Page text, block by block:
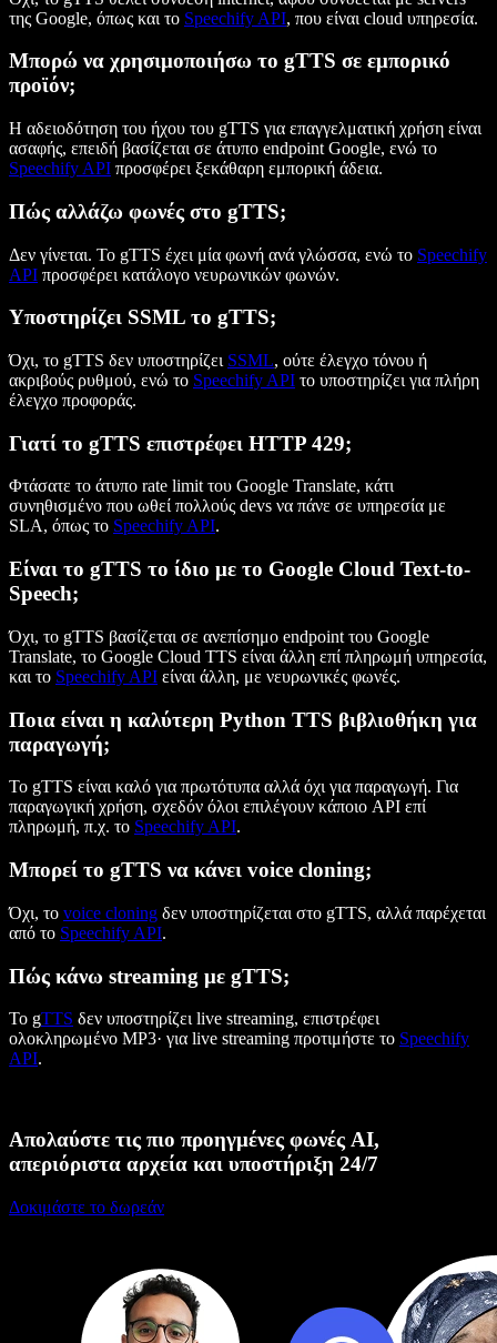
της Google, όπως και το Speechify API, που είναι cloud υπηρεσία.
Μπορώ να χρησιμοποιήσω το gTTS σε εμπορικό
προϊόν;
Η αδειοδότηση του ήχου του gTTS για επαγγελματική χρήση είναι
ασαφής, επειδή βασίζεται σε άτυπο endpoint Google, ενώ το
Speechify API προσφέρει ξεκάθαρη εμπορική άδεια.
Πώς αλλάζω φωνές στο gTTS;
Δεν γίνεται. Το gTTS έχει μία φωνή ανά γλώσσα, ενώ το Speechify
API προσφέρει κατάλογο νευρωνικών φωνών.
Υποστηρίζει SSML το gTTS;
Όχι, το gTTS δεν υποστηρίζει SSML, ούτε έλεγχο τόνου ή
ακριβούς ρυθμού, ενώ το Speechify API το υποστηρίζει για πλήρη
έλεγχο προφοράς.
Γιατί το gTTS επιστρέφει HTTP 429;
Φτάσατε το άτυπο rate limit του Google Translate, κάτι
συνηθισμένο που ωθεί πολλούς devs να πάνε σε υπηρεσία με
SLA, όπως το Speechify API.
Είναι το gTTS το ίδιο με το Google Cloud Text-to-
Speech;
Όχι, το gTTS βασίζεται σε ανεπίσημο endpoint του Google
Translate, το Google Cloud TTS είναι άλλη επί πληρωμή υπηρεσία,
και το Speechify API είναι άλλη, με νευρωνικές φωνές.
Ποια είναι η καλύτερη Python TTS βιβλιοθήκη για
παραγωγή;
Το gTTS είναι καλό για πρωτότυπα αλλά όχι για παραγωγή. Για
παραγωγική χρήση, σχεδόν όλοι επιλέγουν κάποιο API επί
πληρωμή, π.χ. το Speechify API.
Μπορεί το gTTS να κάνει voice cloning;
Όχι, το voice cloning δεν υποστηρίζεται στο gTTS, αλλά παρέχεται
από το Speechify API.
Πώς κάνω streaming με gTTS;
Το gTTS δεν υποστηρίζει live streaming, επιστρέφει
ολοκληρωμένο MP3· για live streaming προτιμήστε το Speechify
API.
Απολαύστε τις πιο προηγμένες φωνές AI,
απεριόριστα αρχεία και υποστήριξη 24/7
Δοκιμάστε το δωρεάν